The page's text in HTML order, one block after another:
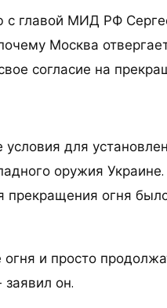
с главой МИД РФ
Москва
согласие на
условия для
оружия
прекращения огня
и просто
он.